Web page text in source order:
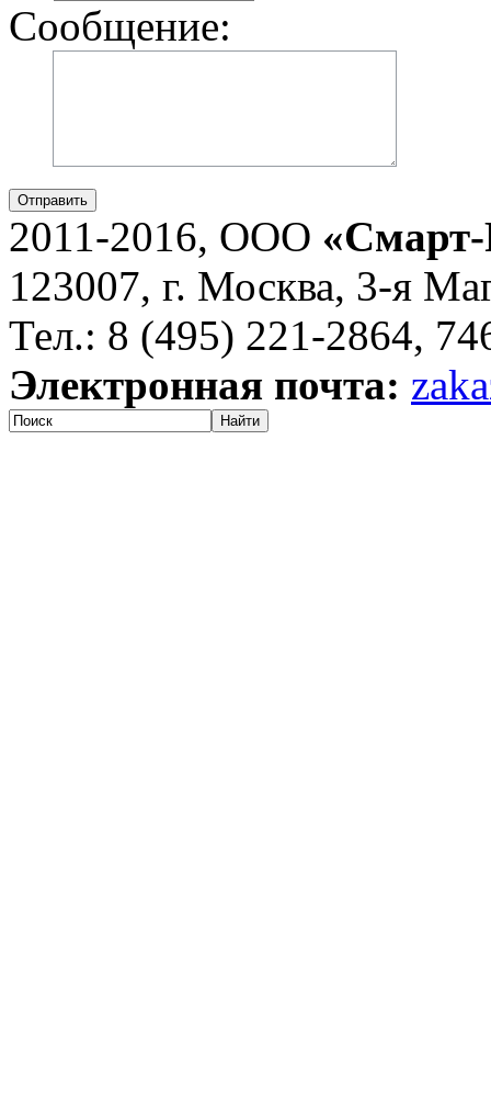
Сообщение:
Отправить
2011-2016, ООО
123007, г. Москва, 3-я
Тел.: 8 (495) 221-2864,
Электронная почта:
Найти